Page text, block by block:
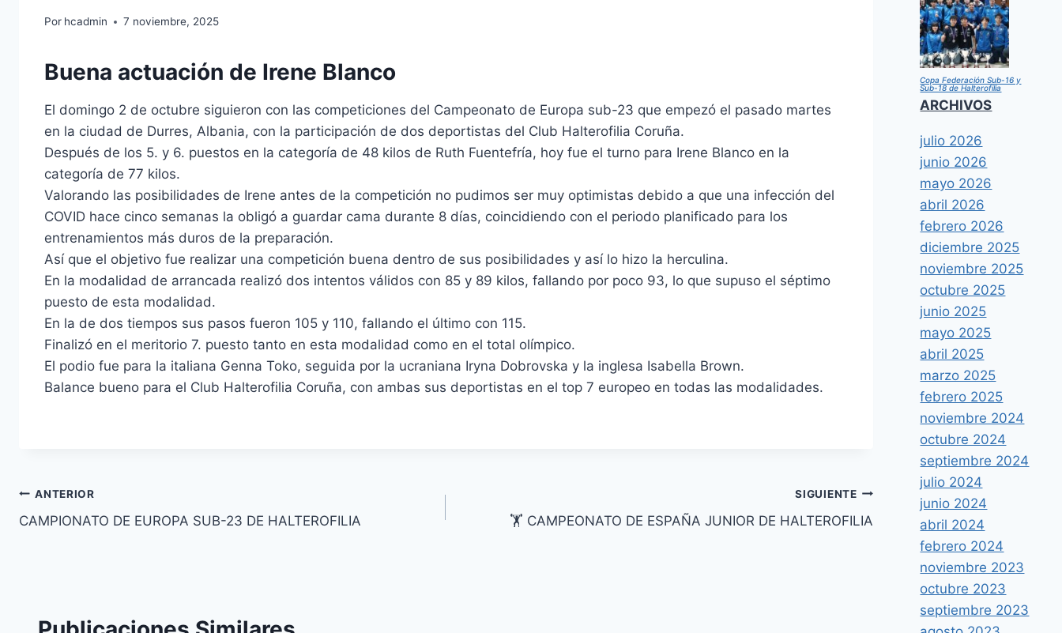
Por hcadmin 7 noviembre, 2025
Buena actuación de Irene Blanco
El domingo 2 de octubre siguieron con las competiciones del Campeonato de Europa sub-23 que empezó el pasado martes
en la ciudad de Durres, Albania, con la participación de dos deportistas del Club Halterofilia Coruña.
Después de los 5. y 6. puestos en la categoría de 48 kilos de Ruth Fuentefría, hoy fue el turno para Irene Blanco en la
categoría de 77 kilos.
Valorando las posibilidades de Irene antes de la competición no pudimos ser muy optimistas debido a que una infección del
COVID hace cinco semanas la obligó a guardar cama durante 8 días, coincidiendo con el periodo planificado para los
entrenamientos más duros de la preparación.
Así que el objetivo fue realizar una competición buena dentro de sus posibilidades y así lo hizo la herculina.
En la modalidad de arrancada realizó dos intentos válidos con 85 y 89 kilos, fallando por poco 93, lo que supuso el séptimo
puesto de esta modalidad.
En la de dos tiempos sus pasos fueron 105 y 110, fallando el último con 115.
Finalizó en el meritorio 7. puesto tanto en esta modalidad como en el total olímpico.
El podio fue para la italiana Genna Toko, seguida por la ucraniana Iryna Dobrovska y la inglesa Isabella Brown.
Balance bueno para el Club Halterofilia Coruña, con ambas sus deportistas en el top 7 europeo en todas las modalidades.
Navegación
de
ANTERIOR
CAMPIONATO DE EUROPA SUB-23 DE HALTEROFILIA
SIGUIENTE
🏋️ CAMPEONATO DE ESPAÑA JUNIOR DE HALTEROFILIA
Copa Federación Sub-16 y
Sub-18 de Halterofilia
ARCHIVOS
julio 2026
junio 2026
mayo 2026
abril 2026
febrero 2026
diciembre 2025
noviembre 2025
octubre 2025
junio 2025
mayo 2025
abril 2025
marzo 2025
febrero 2025
noviembre 2024
octubre 2024
septiembre 2024
julio 2024
junio 2024
abril 2024
febrero 2024
noviembre 2023
octubre 2023
septiembre 2023